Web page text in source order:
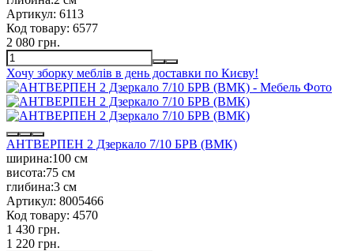
Артикул: 6113
Код товару: 6577
2 080 грн.
Хочу зборку меблів в день доставки по Києву!
АНТВЕРПЕН 2 Дзеркало 7/10 БРВ (ВМК)
ширина:100 см
висота:75 см
глибина:3 см
Артикул: 8005466
Код товару: 4570
1 430 грн.
1 220 грн.